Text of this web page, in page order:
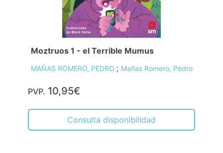
Moztruos 1 - el Terrible Mumus
MAÑAS ROMERO, PEDRO ; Mañas Romero, Pedro
PVP. 10,95€
Consulta disponibilidad